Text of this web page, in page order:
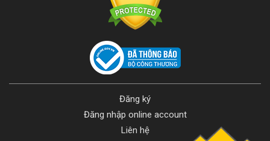
Đăng ký
Đăng nhập online account
Liên hệ